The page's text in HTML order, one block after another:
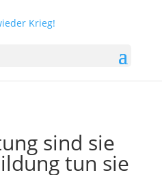
sind sie
tun sie